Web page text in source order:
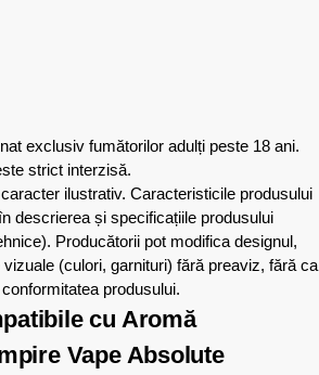
exclusiv fumătorilor adulți peste 18 ani.
strict interzisă.
ilustrativ. Caracteristicile produsului
descrierea și specificațiile produsului
Producătorii pot modifica designul,
(culori, garnituri) fără preaviz, fără ca
produsului.
cu Aromă
Vape Absolute